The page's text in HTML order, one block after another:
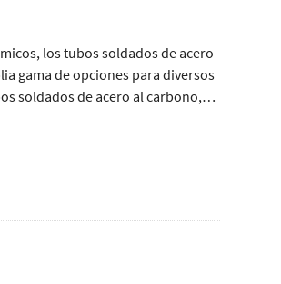
los tubos soldados de acero
gama de opciones para diversos
soldados de acero al carbono,